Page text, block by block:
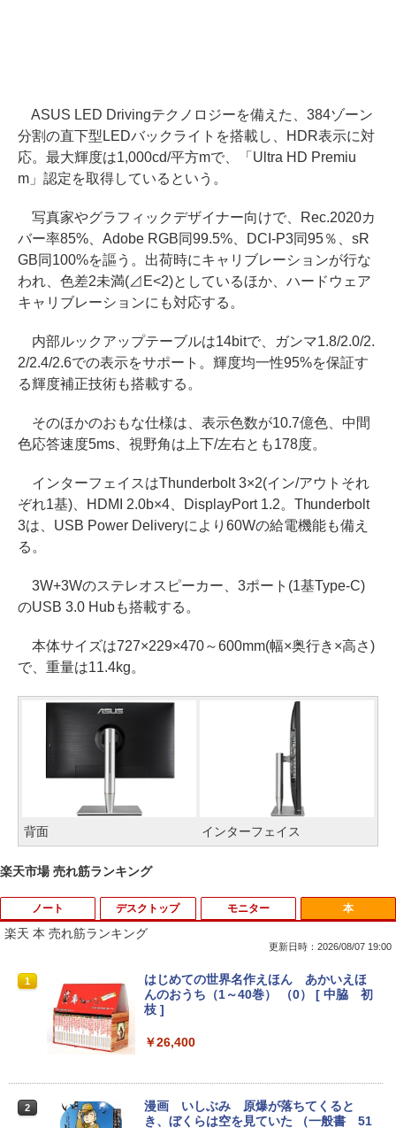
ASUS LED Drivingテクノロジーを備えた、384ゾーン
分割の直下型LEDバックライトを搭載し、HDR表示に対
応。最大輝度は1,000cd/平方mで、「Ultra HD Premiu
m」認定を取得しているという。
写真家やグラフィックデザイナー向けで、Rec.2020カ
バー率85%、Adobe RGB同99.5%、DCI-P3同95％、sR
GB同100%を謳う。出荷時にキャリブレーションが行な
われ、色差2未満(⊿E<2)としているほか、ハードウェア
キャリブレーションにも対応する。
内部ルックアップテーブルは14bitで、ガンマ1.8/2.0/2.
2/2.4/2.6での表示をサポート。輝度均一性95%を保証す
る輝度補正技術も搭載する。
そのほかのおもな仕様は、表示色数が10.7億色、中間
色応答速度5ms、視野角は上下/左右とも178度。
インターフェイスはThunderbolt 3×2(イン/アウトそれ
ぞれ1基)、HDMI 2.0b×4、DisplayPort 1.2。Thunderbolt
3は、USB Power Deliveryにより60Wの給電機能も備え
る。
3W+3Wのステレオスピーカー、3ポート(1基Type-C)
のUSB 3.0 Hubも搭載する。
本体サイズは727×229×470～600mm(幅×奥行き×高さ)
で、重量は11.4kg。
背面 インターフェイス
楽天市場 売れ筋ランキング
ノート
1
【即納】中古ノートパソコン windows1
1 office付き 東芝 PB55 Intel 第6世代Co
re i3 初心者向け メモリ4GB SSD128GB
日本語キーボード コスパ
デスクトップ
1
中古パソコン | NEC | Mate MKM30B-4 |
Windows11 | デスクトップ | 一年保証 |
第8世代 | Core i5 8500 3.0(〜最大4.1)G
D-ROM | 無線LAN:あり | Win11Pro64bit
モニター
1
LED ライティングボード 手書き 看板 60
x80cm 結婚式 ウェルカムボード カフェ
店頭ディスプレイ マーカー付属 強化ガラ
保証付)
本
楽天 本 売れ筋ランキング
更新日時：2026/08/07 19:00
1
はじめての世界名作えほん あかいえほ
んのおうち（1～40巻） （0） [ 中脇 初
枝 ]
￥26,400
2
漫画 いしぶみ 原爆が落ちてくると
き、ぼくらは空を見ていた （一般書 51